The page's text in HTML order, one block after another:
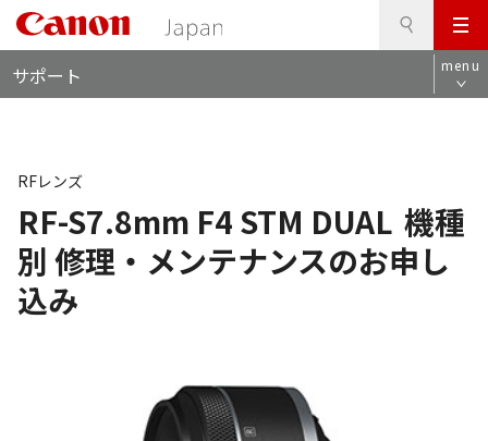
メ
ニ
ュ
サポート menu
RF-S7.8mm F4 STM DUAL 機種
別 修理・メンテナンスのお申し
込み
RFレンズ